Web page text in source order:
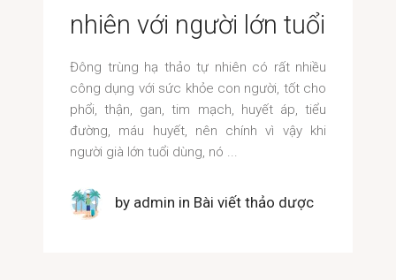
nhiên với người lớn tuổi
Đông trùng hạ thảo tự nhiên có rất nhiều
công dụng với sức khỏe con người, tốt cho
phổi, thận, gan, tim mạch, huyết áp, tiểu
đường, máu huyết, nên chính vì vậy khi
người già lớn tuổi dùng, nó
by admin in Bài viết thảo dược